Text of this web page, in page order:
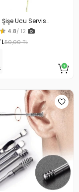
Şişe Ucu Servis
Tıpa
4.8/ 12
50,00 TL